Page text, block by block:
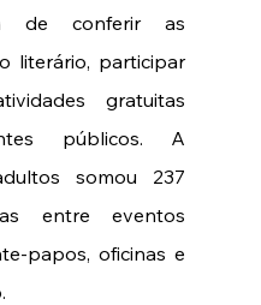
de conferir as
literário, participar
gratuitas
públicos. A
somou 237
entre eventos
papos, oficinas e